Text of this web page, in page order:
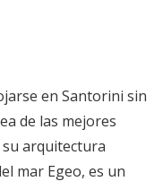
en Santorini sin
de las mejores
arquitectura
mar Egeo, es un